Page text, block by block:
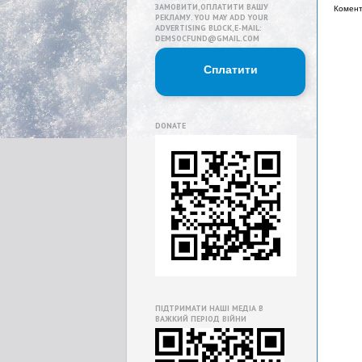
ЗАМОВИТИ,ОПЛАТИТИ ВАШУ
РЕКЛАМУ. YOU MAY ADD YOUR
ADVERTISING BLOCK,E-MAIL:
DEMSOCFUND@GMAIL.COM
Сплатити
DONATE
ПІДТРИМАТИ НАШІ МЕДІА В
ВАЖКИЙ ПЕРІОД ВІЙНИ